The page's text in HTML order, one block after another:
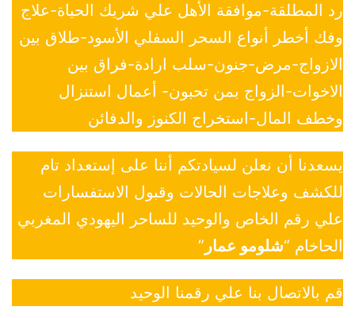
رد المطلقة-موافقة الأهل علي شريك الحياة-علاج
وفك أخطر أنواع السحر السفلي الأسود-طلاق بين
الازواج-مرض-جنون-سلب ارادة-فراق بين
الاخوات-الزواج بمن تحبون- أعمال استنزال
وخطف المال-استخراج الكنوز والدفائن
يسعدنا أن نعلن لسيادتكم أننا على إستعداد تام
للكشف وعلاجات الحالات وقبول الاستفسارات
علي رقم الخاص والوحيد للساحر اليهودي المغربي
الحاخام “شلومو عمار ”
قم بالاتصال بنا علي رقمنا الوحيد